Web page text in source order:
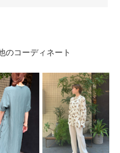
のコーディネート